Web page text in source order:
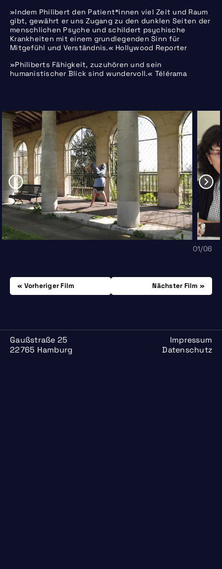
»Indem Philibert den Patient*innen viel Zeit und Raum
gibt, gewährt er uns Zugang zu den dunklen Seiten der
menschlichen Psyche und schildert psychische
Krankheiten mit einem grundlegenden Sinn für
Mitgefühl und Verständnis.« Hollywood Reporter
»Philiberts Fähigkeit, zuzuhören und sein
humanistischer Blick sind wundervoll.« Télérama
01/06
Beitrags-
Navigation
Donnerstag, 03.10.
Vorheriger Film Samstag, 12.10.Nächster Film
Gaußstraße 25
22765 Hamburg
Impressum
Datenschutz